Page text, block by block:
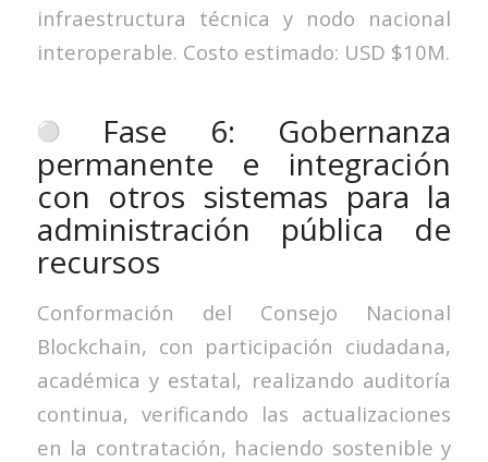
infraestructura técnica y nodo nacional
interoperable. Costo estimado: USD $10M.
Fase 6: Gobernanza
permanente e integración
con otros sistemas para la
administración pública de
recursos
Conformación del Consejo Nacional
Blockchain, con participación ciudadana,
académica y estatal, realizando auditoría
continua, verificando las actualizaciones
en la contratación, haciendo sostenible y